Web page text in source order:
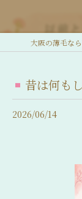
昔は何も
2026/06/14